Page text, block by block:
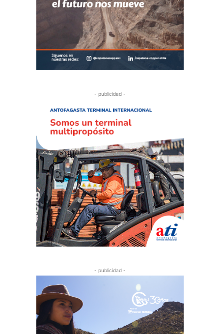
- publicidad -
- publicidad -